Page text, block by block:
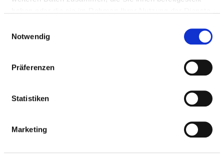
Notwendig
Präferenzen
Statistiken
Marketing
MEDIZINISCHES
Welche Krankheiten werden in diesem Krankenhaus
behandelt? Welche Behandlungsmethoden bietet dieses
Suchen Sie Krankheiten und Behandlungen, die in
werden, per Volltext-Suche.